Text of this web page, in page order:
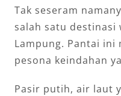
Tak seseram
salah satu destinasi
Lampung. Pantai ini
pesona keindahan
Pasir putih, air laut